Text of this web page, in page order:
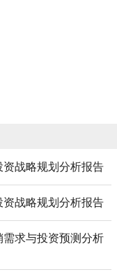
战略规划分析报告
战略规划分析报告
需求与投资预测分析